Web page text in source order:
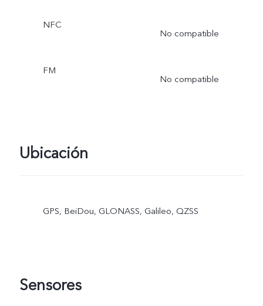
NFC
No compatible
FM
No compatible
Ubicación
GPS, BeiDou, GLONASS, Galileo, QZSS
Sensores